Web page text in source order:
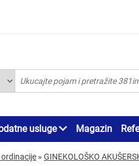
usluge Magazin
» GINEKOLOŠKO